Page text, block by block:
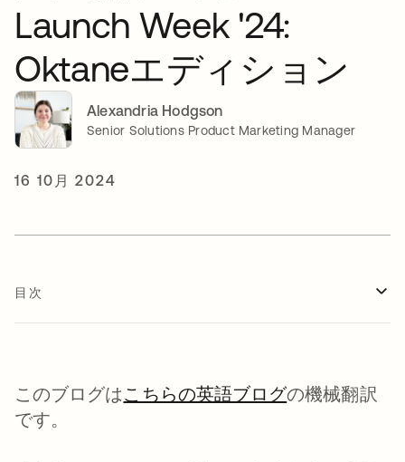
Launch Week '24:
Oktaneエディション
Alexandria Hodgson
Senior Solutions Product Marketing Manager
16 10月 2024
目次
このブログはこちらの英語ブログの機械翻訳
です。